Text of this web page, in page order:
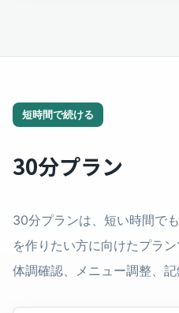
短時間で続ける
30分プラン
30分プランは、短い時間で
を作りたい方に向けたプラ
体調確認、メニュー調整、記